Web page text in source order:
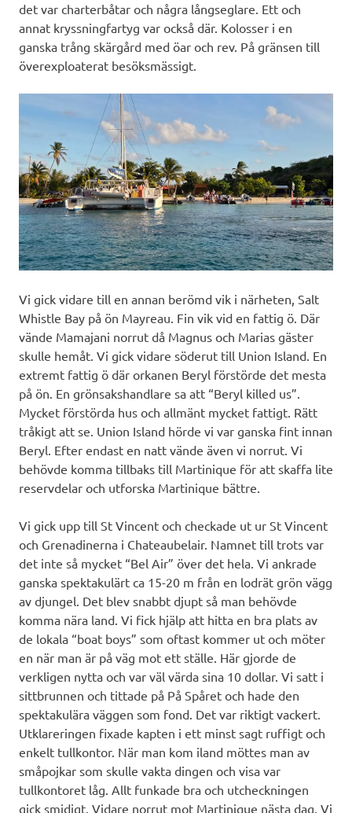
det var charterbåtar och några långseglare. Ett och
annat kryssningfartyg var också där. Kolosser i en
ganska trång skärgård med öar och rev. På gränsen till
överexploaterat besöksmässigt.
Vi gick vidare till en annan berömd vik i närheten, Salt
Whistle Bay på ön Mayreau. Fin vik vid en fattig ö. Där
vände Mamajani norrut då Magnus och Marias gäster
skulle hemåt. Vi gick vidare söderut till Union Island. En
extremt fattig ö där orkanen Beryl förstörde det mesta
på ön. En grönsakshandlare sa att “Beryl killed us”.
Mycket förstörda hus och allmänt mycket fattigt. Rätt
tråkigt att se. Union Island hörde vi var ganska fint innan
Beryl. Efter endast en natt vände även vi norrut. Vi
behövde komma tillbaks till Martinique för att skaffa lite
reservdelar och utforska Martinique bättre.
Vi gick upp till St Vincent och checkade ut ur St Vincent
och Grenadinerna i Chateaubelair. Namnet till trots var
det inte så mycket “Bel Air” över det hela. Vi ankrade
ganska spektakulärt ca 15-20 m från en lodrät grön vägg
av djungel. Det blev snabbt djupt så man behövde
komma nära land. Vi fick hjälp att hitta en bra plats av
de lokala “boat boys” som oftast kommer ut och möter
en när man är på väg mot ett ställe. Här gjorde de
verkligen nytta och var väl värda sina 10 dollar. Vi satt i
sittbrunnen och tittade på På Spåret och hade den
spektakulära väggen som fond. Det var riktigt vackert.
Utklareringen fixade kapten i ett minst sagt ruffigt och
enkelt tullkontor. När man kom iland möttes man av
småpojkar som skulle vakta dingen och visa var
tullkontoret låg. Allt funkade bra och utcheckningen
gick smidigt. Vidare norrut mot Martinique nästa dag. Vi